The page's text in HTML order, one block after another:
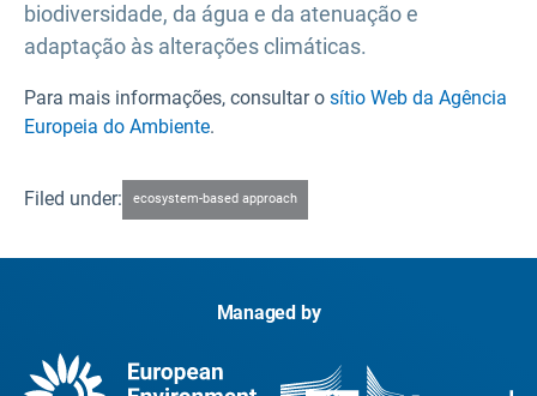
biodiversidade, da água e da atenuação e
adaptação às alterações climáticas.
Para mais informações, consultar o sítio Web da Agência
Europeia do Ambiente.
Filed under: ecosystem-based approach
Managed by